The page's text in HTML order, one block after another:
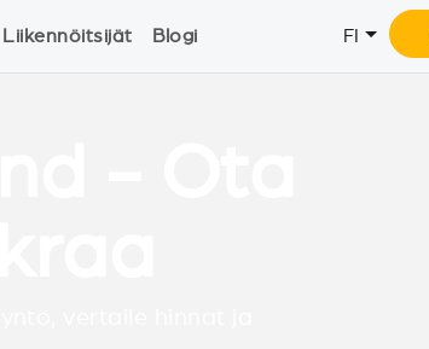
Liikennöitsijät Blogi FI